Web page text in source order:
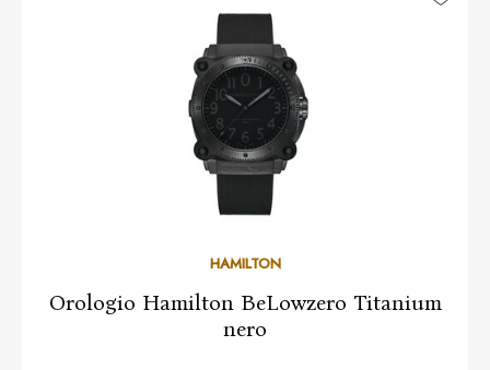
HAMILTON
Orologio Hamilton BeLowzero Titanium
nero